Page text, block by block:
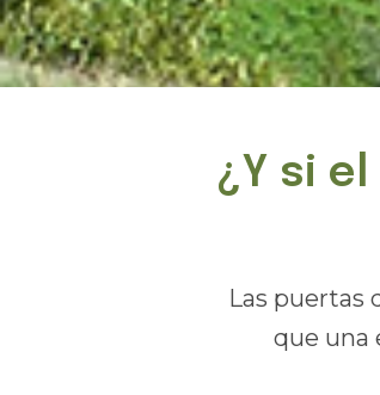
¿Y si
Las puertas
que una